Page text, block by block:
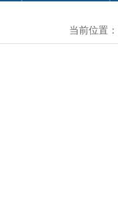
当前位置：